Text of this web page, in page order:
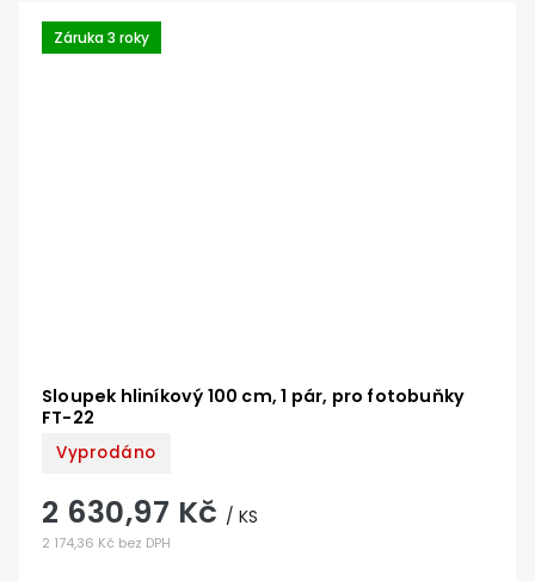
Záruka 3 roky
Sloupek hliníkový 100 cm, 1 pár, pro fotobuňky
FT-22
Vyprodáno
2 174,36 Kč bez DPH
2 630,97 Kč / KS